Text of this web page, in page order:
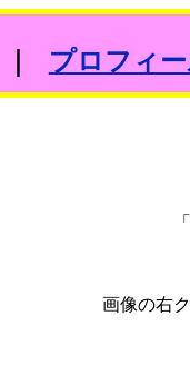
プロフィ
画像の右